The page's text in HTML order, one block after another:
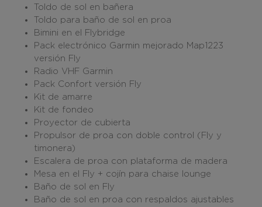
Toldo de sol en bañera
Toldo para baño de sol en proa
Bimini en el Flybridge
Pack electrónico Garmin mejorado Map1223
versión Fly
Radio VHF Garmin
Pack Confort versión Fly
Kit de amarre
Kit de fondeo
Proyector de cubierta
Propulsor de proa con doble control (Fly y
timonera)
Escalera de proa con plataforma de madera
Mesa en el Fly + cojín para chaise lounge
Baño de sol en Fly
Baño de sol en proa con respaldos ajustables